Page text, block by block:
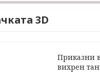
3D
Приказни
вихрен